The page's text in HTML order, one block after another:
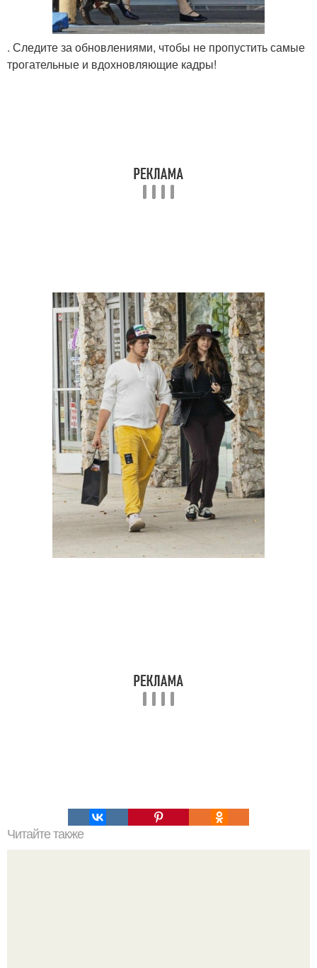
. Следите за обновлениями, чтобы не пропустить самые
трогательные и вдохновляющие кадры!
Читайте также